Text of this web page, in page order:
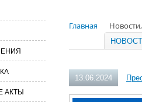
Главная
13.06.2024
АКТЫ